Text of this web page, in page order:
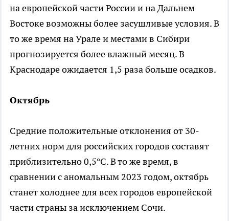
на европейской части России и на Дальнем
Востоке возможны более засушливые условия. В
то же время на Урале и местами в Сибири
прогнозируется более влажный месяц. В
Краснодаре ожидается 1,5 раза больше осадков.
Октябрь
Средние положительные отклонения от 30-
летних норм для российских городов составят
приблизительно 0,5°С. В то же время, в
сравнении с аномальным 2023 годом, октябрь
станет холоднее для всех городов европейской
части страны за исключением Сочи.